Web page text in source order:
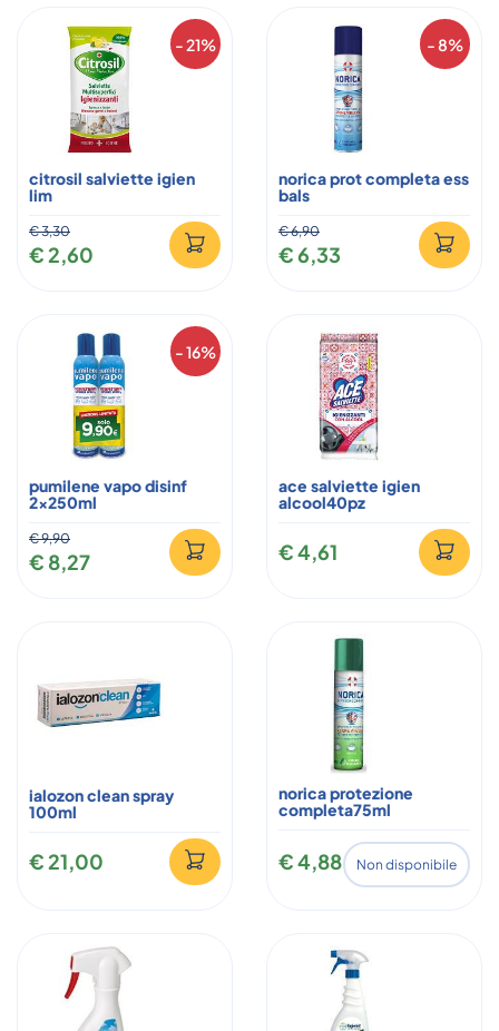
- 21%
citrosil salviette igien
lim
€ 3,30
€ 2,60
- 8%
norica prot completa ess
bals
€ 6,90
€ 6,33
- 16%
pumilene vapo disinf
2x250ml
€ 9,90
€ 8,27
ace salviette igien
alcool40pz
€ 4,61
ialozon clean spray
100ml
€ 21,00
norica protezione
completa75ml
€ 4,88 Non disponibile